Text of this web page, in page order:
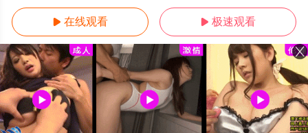
 在线观看  极速观看